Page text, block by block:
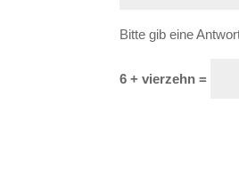
Bitte gib eine
6 + vierzehn =